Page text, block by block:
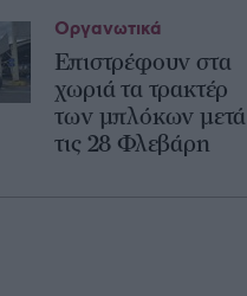
Επιστρέφουν στα
χωριά τα τρακτέρ
των μπλόκων μετά
τις 28 Φλεβάρη
Οργανωτικά